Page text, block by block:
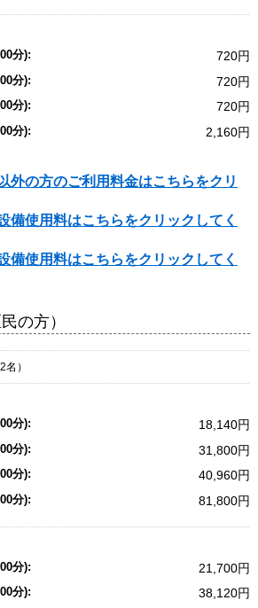
720
720
720
2,160
外の方のご利用料金はこちらをクリ
備使用料はこちらをクリックしてく
備使用料はこちらをクリックしてく
の方）
名）
18,140
31,800
40,960
81,800
21,700
38,120